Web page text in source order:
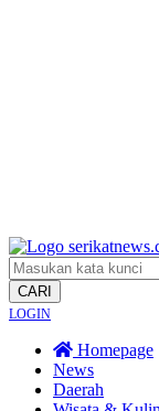
CARI
LOGIN
Homepage
News
Daerah